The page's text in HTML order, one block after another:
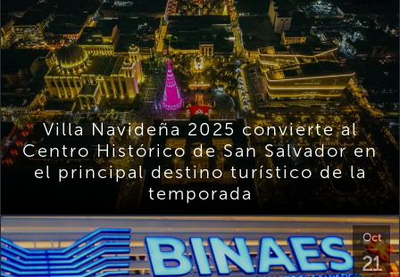
Villa Navideña 2025 convierte al
Centro Histórico de San Salvador en
el principal destino turístico de la
temporada
Oct
21